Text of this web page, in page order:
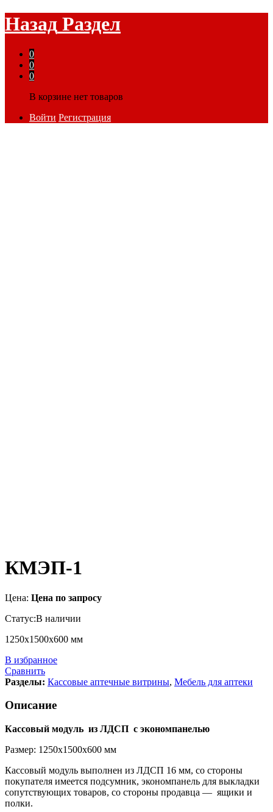
Назад Раздел
0
0
0
В корзине нет товаров
Войти Регистрация
КМЭП-1
Цена: Цена по запросу
Статус:В наличии
1250х1500х600 мм
В избранное
Сравнить
Разделы: Кассовые аптечные витрины, Мебель для аптеки
Описание
Кассовый модуль из ЛДСП с экономпанелью
Размер: 1250х1500х600 мм
Кассовый модуль выполнен из ЛДСП 16 мм, со стороны
покупателя имеется подсумник, экономпанель для выкладки
сопутствующих товаров, со стороны продавца — ящики и
полки.